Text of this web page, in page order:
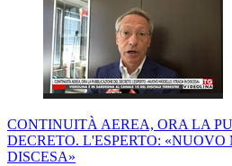
CONTINUITÀ AEREA, ORA LA
DECRETO. L'ESPERTO:
DISCESA»